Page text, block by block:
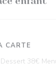
CARTE
38€